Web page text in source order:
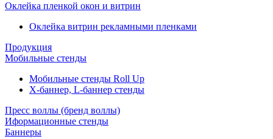
Оклейка пленкой окон и витрин
Оклейка витрин рекламными пленками
Продукция
Мобильные стенды
Мобильные стенды Roll Up
Х-баннер, L-баннер стенды
Пресс воллы (бренд воллы)
Иформационные стенды
Баннеры